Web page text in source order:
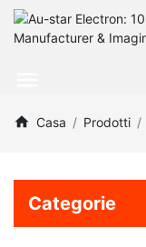
Casa Prodotti
Categorie